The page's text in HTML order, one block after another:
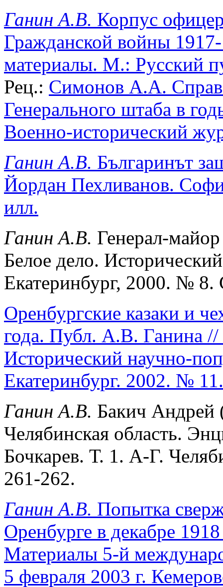
Ганин А.В. Корпус
Гражданской войны
материалы. М.: Русский
Рец.: Симонов А.А.
Генерального штаба в
Военно-исторический
Ганин А.В. Българинът
Йордан Пехливанов.
илл.
Ганин А.В. Генерал-
Белое дело.
Екатеринбург, 2000. № 8.
Оренбургские казаки и
года. Публ. А.В. Ганина //
Исторический научно-
Екатеринбург. 2002. №
Ганин А.В. Бакич Андрей
Челябинская область.
Бочкарев. Т. 1. А-Г.
261-262.
Ганин А.В. Попытка
Оренбурге в декабре
Материалы 5-й
5 февраля 2003 г.